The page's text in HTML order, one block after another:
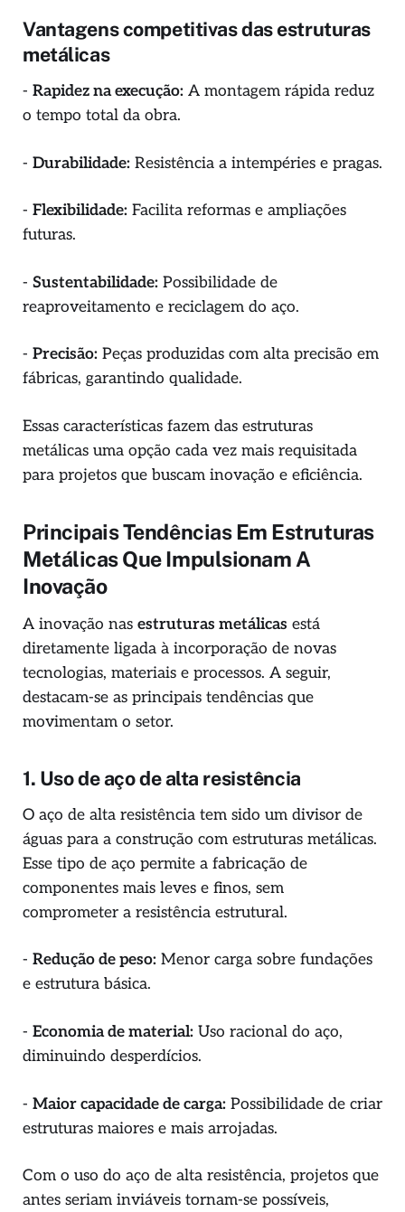
Vantagens competitivas das estruturas
metálicas
- Rapidez na execução: A montagem rápida reduz
o tempo total da obra.
- Durabilidade: Resistência a intempéries e pragas.
- Flexibilidade: Facilita reformas e ampliações
futuras.
- Sustentabilidade: Possibilidade de
reaproveitamento e reciclagem do aço.
- Precisão: Peças produzidas com alta precisão em
fábricas, garantindo qualidade.
Essas características fazem das estruturas
metálicas uma opção cada vez mais requisitada
para projetos que buscam inovação e eficiência.
Principais Tendências Em Estruturas
Metálicas Que Impulsionam A
Inovação
A inovação nas estruturas metálicas está
diretamente ligada à incorporação de novas
tecnologias, materiais e processos. A seguir,
destacam-se as principais tendências que
movimentam o setor.
1. Uso de aço de alta resistência
O aço de alta resistência tem sido um divisor de
águas para a construção com estruturas metálicas.
Esse tipo de aço permite a fabricação de
componentes mais leves e finos, sem
comprometer a resistência estrutural.
- Redução de peso: Menor carga sobre fundações
e estrutura básica.
- Economia de material: Uso racional do aço,
diminuindo desperdícios.
- Maior capacidade de carga: Possibilidade de criar
estruturas maiores e mais arrojadas.
Com o uso do aço de alta resistência, projetos que
antes seriam inviáveis tornam-se possíveis,